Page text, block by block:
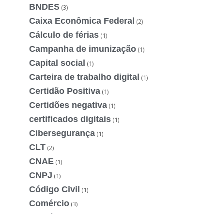
BNDES (3)
Caixa Econômica Federal (2)
Cálculo de férias (1)
Campanha de imunização (1)
Capital social (1)
Carteira de trabalho digital (1)
Certidão Positiva (1)
Certidões negativa (1)
certificados digitais (1)
Cibersegurança (1)
CLT (2)
CNAE (1)
CNPJ (1)
Código Civil (1)
Comércio (3)